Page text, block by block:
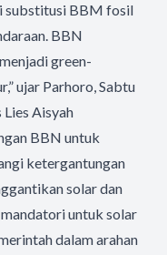
substitusi BBM fosil
BBN
green-
ujar Parhoro, Sabtu
Aisyah
BBN untuk
ketergantungan
solar dan
untuk solar
dalam arahan